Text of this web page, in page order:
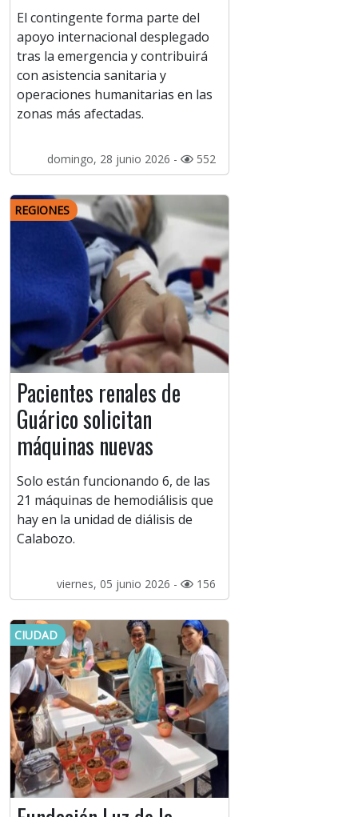
El contingente forma parte del
apoyo internacional desplegado
tras la emergencia y contribuirá
con asistencia sanitaria y
operaciones humanitarias en las
zonas más afectadas.
domingo, 28 junio 2026 - 552
REGIONES
Pacientes renales de
Guárico solicitan
máquinas nuevas
Solo están funcionando 6, de las
21 máquinas de hemodiálisis que
hay en la unidad de diálisis de
Calabozo.
viernes, 05 junio 2026 - 156
CIUDAD